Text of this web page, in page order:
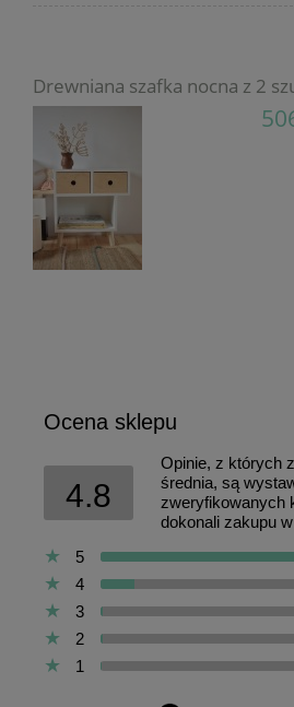
Drewniana szafka nocna z 2
Ocena sklepu
4.8
Opinie, z których
średnia, są
zweryfikowanych
dokonali zakupu
5
4
3
2
1